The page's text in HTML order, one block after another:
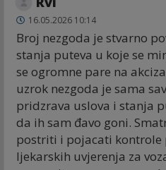
16.05.2026 10:14
Broj nezgoda je stvarno
stanja puteva u koje se
se ogromne pare na
uzrok nezgoda je sama
pridzrava uslova i stanja
da ih sam đavo goni.
postriti i pojacati
ljekarskih uvjerenja za